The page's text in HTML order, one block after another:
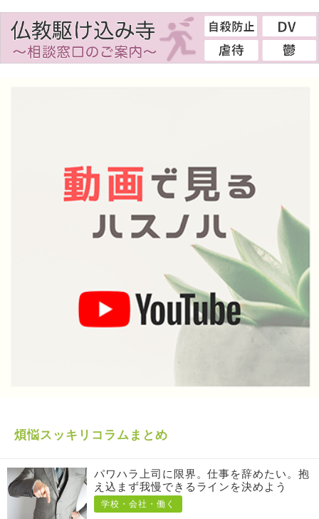
煩悩スッキリコラムまとめ
パワハラ上司に限界。仕事を辞めたい。抱
え込まず我慢できるラインを決めよう
学校・会社・働く